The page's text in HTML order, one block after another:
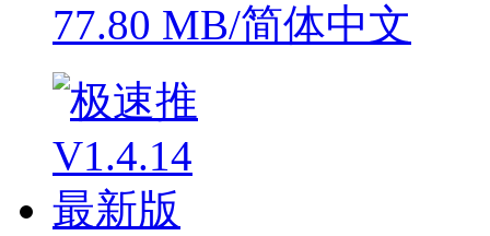
77.80 MB/简体中文